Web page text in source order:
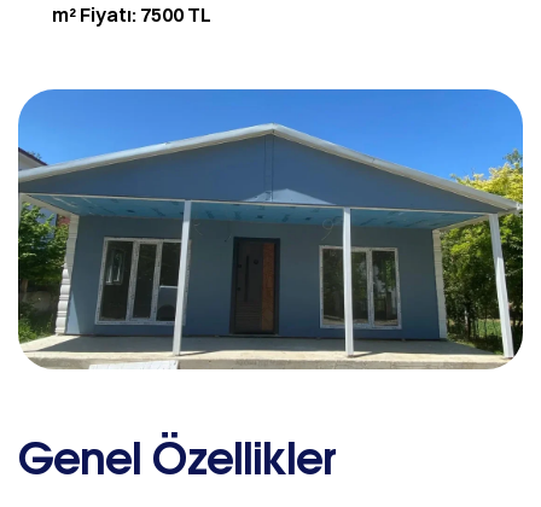
m² Fiyatı: 7500 TL
Genel Özellikler